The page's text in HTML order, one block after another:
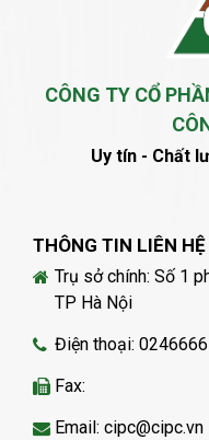
CÔNG TY CỔ
Uy tín - Chất
THÔNG TIN LIÊN HỆ
Trụ sở chính: Số 1
TP Hà Nội
Điện thoại:
Fax:
Email: cipc@cipc.vn